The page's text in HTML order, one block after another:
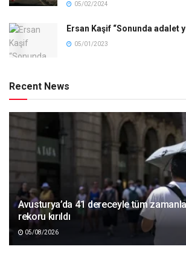
05/02/2024
Ersan Kaşif “Sonunda adalet
05/01/2023
Recent News
Avusturya’da 41 dereceyle tüm
rekoru kırıldı
05/08/2026